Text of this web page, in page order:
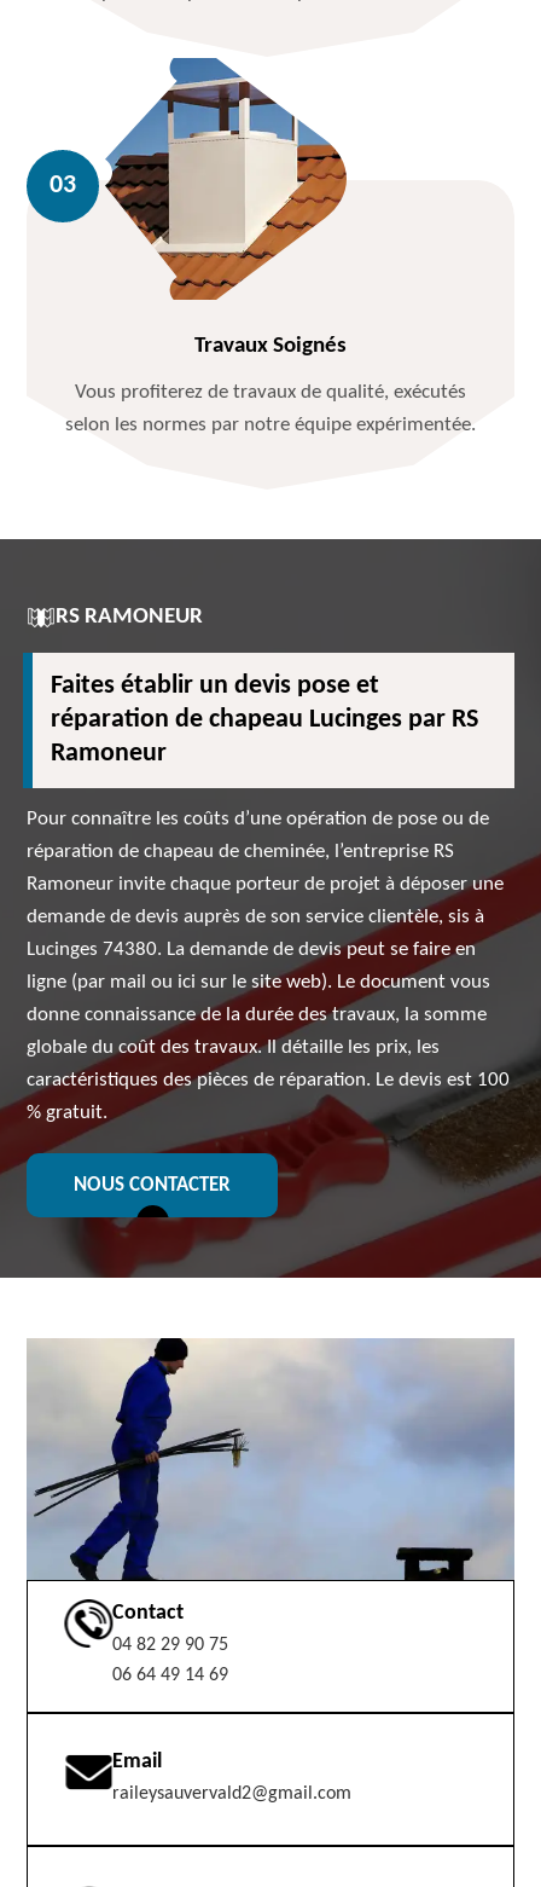
Travaux Soignés
Vous profiterez de travaux de qualité, exécutés
selon les normes par notre équipe expérimentée.
RS RAMONEUR
Faites établir un devis pose et
réparation de chapeau Lucinges par RS
Ramoneur
Pour connaître les coûts d’une opération de pose ou de
réparation de chapeau de cheminée, l’entreprise RS
Ramoneur invite chaque porteur de projet à déposer une
demande de devis auprès de son service clientèle, sis à
Lucinges 74380. La demande de devis peut se faire en
ligne (par mail ou ici sur le site web). Le document vous
donne connaissance de la durée des travaux, la somme
globale du coût des travaux. Il détaille les prix, les
caractéristiques des pièces de réparation. Le devis est 100
% gratuit.
NOUS CONTACTER
Contact
04 82 29 90 75
06 64 49 14 69
Email
raileysauvervald2@gmail.com